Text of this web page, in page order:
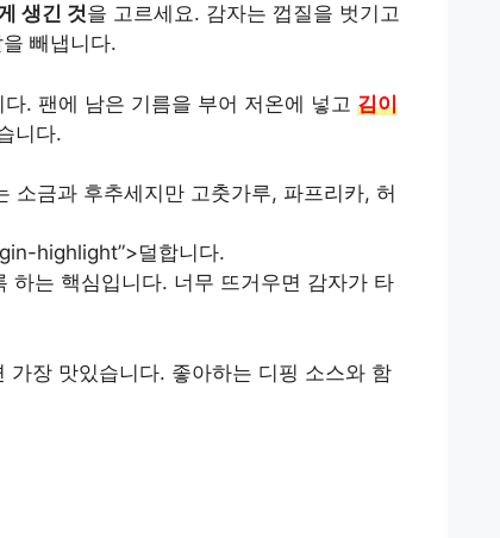
생긴 것을 고르세요. 감자는 껍질을 벗기고
빼냅니다.
. 팬에 남은 기름을 부어 저온에 넣고 김이
니다.
소금과 후추세지만 고춧가루, 파프리카, 허
highlight”>덜합니다.
하는 핵심입니다. 너무 뜨거우면 감자가 타
장 맛있습니다. 좋아하는 디핑 소스와 함